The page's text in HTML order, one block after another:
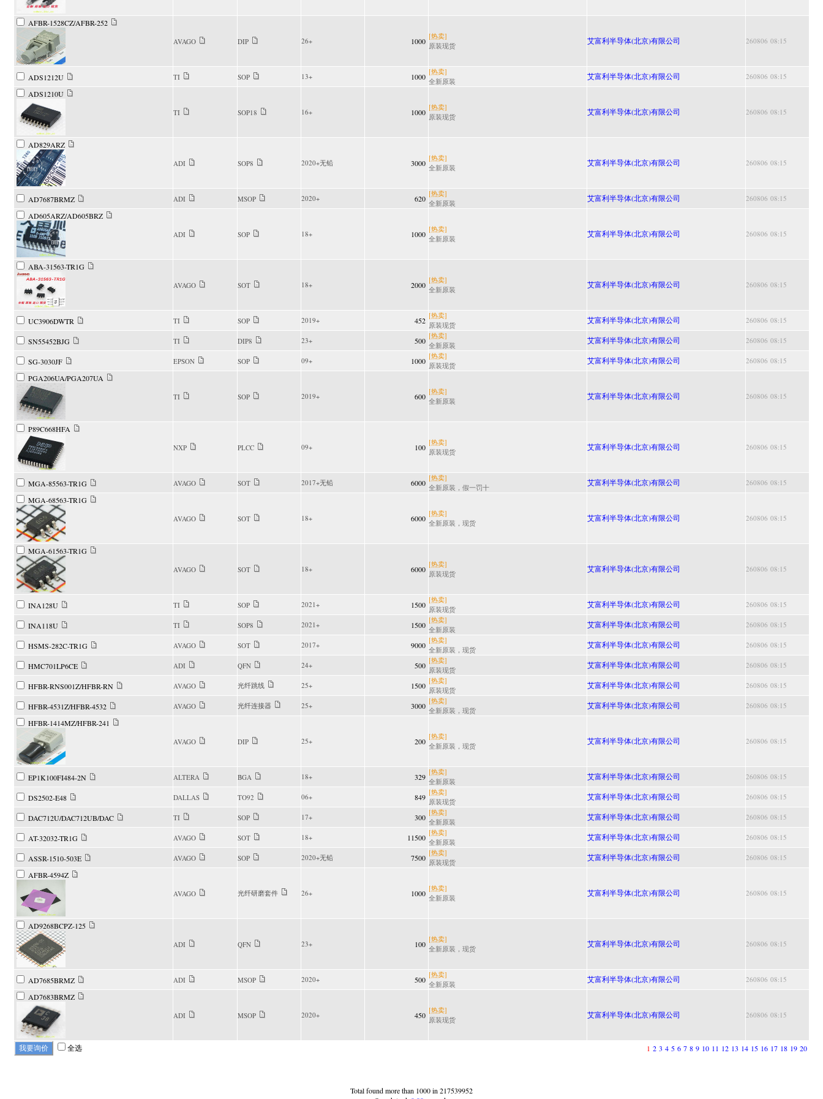
AFBR-1528CZ/AFBR-252
AVAGO DIP 26+ 1000
[热卖]
原装现货
艾富利半导体(北京)有限公司 260806 08:15
ADS1212U TI SOP 13+ 1000
[热卖]
全新原装
艾富利半导体(北京)有限公司 260806 08:15
ADS1210U
TI SOP18 16+ 1000
[热卖]
原装现货
艾富利半导体(北京)有限公司 260806 08:15
AD829ARZ
ADI SOP8 2020+无铅 3000
[热卖]
全新原装
艾富利半导体(北京)有限公司 260806 08:15
AD7687BRMZ ADI MSOP 2020+ 620
[热卖]
全新原装
艾富利半导体(北京)有限公司 260806 08:15
AD605ARZ/AD605BRZ
ADI SOP 18+ 1000
[热卖]
全新原装
艾富利半导体(北京)有限公司 260806 08:15
ABA-31563-TR1G
AVAGO SOT 18+ 2000
[热卖]
全新原装
艾富利半导体(北京)有限公司 260806 08:15
UC3906DWTR TI SOP 2019+ 452
[热卖]
原装现货
艾富利半导体(北京)有限公司 260806 08:15
SN55452BJG TI DIP8 23+ 500
[热卖]
全新原装
艾富利半导体(北京)有限公司 260806 08:15
SG-3030JF EPSON SOP 09+ 1000
[热卖]
原装现货
艾富利半导体(北京)有限公司 260806 08:15
PGA206UA/PGA207UA
TI SOP 2019+ 600
[热卖]
全新原装
艾富利半导体(北京)有限公司 260806 08:15
P89C668HFA
NXP PLCC 09+ 100
[热卖]
原装现货
艾富利半导体(北京)有限公司 260806 08:15
MGA-85563-TR1G AVAGO SOT 2017+无铅 6000
[热卖]
全新原装，假一罚十
艾富利半导体(北京)有限公司 260806 08:15
MGA-68563-TR1G
AVAGO SOT 18+ 6000
[热卖]
全新原装，现货
艾富利半导体(北京)有限公司 260806 08:15
MGA-61563-TR1G
AVAGO SOT 18+ 6000
[热卖]
原装现货
艾富利半导体(北京)有限公司 260806 08:15
INA128U TI SOP 2021+ 1500
[热卖]
原装现货
艾富利半导体(北京)有限公司 260806 08:15
INA118U TI SOP8 2021+ 1500
[热卖]
全新原装
艾富利半导体(北京)有限公司 260806 08:15
HSMS-282C-TR1G AVAGO SOT 2017+ 9000
[热卖]
全新原装，现货
艾富利半导体(北京)有限公司 260806 08:15
HMC701LP6CE ADI QFN 24+ 500
[热卖]
原装现货
艾富利半导体(北京)有限公司 260806 08:15
HFBR-RNS001Z/HFBR-RN AVAGO 光纤跳线 25+ 1500
[热卖]
原装现货
艾富利半导体(北京)有限公司 260806 08:15
HFBR-4531Z/HFBR-4532 AVAGO 光纤连接器 25+ 3000
[热卖]
全新原装，现货
艾富利半导体(北京)有限公司 260806 08:15
HFBR-1414MZ/HFBR-241
AVAGO DIP 25+ 200
[热卖]
全新原装，现货
艾富利半导体(北京)有限公司 260806 08:15
EP1K100FI484-2N ALTERA BGA 18+ 329
[热卖]
全新原装
艾富利半导体(北京)有限公司 260806 08:15
DS2502-E48 DALLAS TO92 06+ 849
[热卖]
原装现货
艾富利半导体(北京)有限公司 260806 08:15
DAC712U/DAC712UB/DAC TI SOP 17+ 300
[热卖]
全新原装
艾富利半导体(北京)有限公司 260806 08:15
AT-32032-TR1G AVAGO SOT 18+ 11500
[热卖]
全新原装
艾富利半导体(北京)有限公司 260806 08:15
ASSR-1510-503E AVAGO SOP 2020+无铅 7500
[热卖]
原装现货
艾富利半导体(北京)有限公司 260806 08:15
AFBR-4594Z
AVAGO 光纤研磨套件 26+ 1000
[热卖]
全新原装
艾富利半导体(北京)有限公司 260806 08:15
AD9268BCPZ-125
ADI QFN 23+ 100
[热卖]
全新原装，现货
艾富利半导体(北京)有限公司 260806 08:15
AD7685BRMZ ADI MSOP 2020+ 500
[热卖]
全新原装
艾富利半导体(北京)有限公司 260806 08:15
AD7683BRMZ
ADI MSOP 2020+ 450
[热卖]
原装现货
艾富利半导体(北京)有限公司 260806 08:15
全选 1 2 3 4 5 6 7 8 9 10 11 12 13 14 15 16 17 18 19 20
Total found more than 1000 in 217539952